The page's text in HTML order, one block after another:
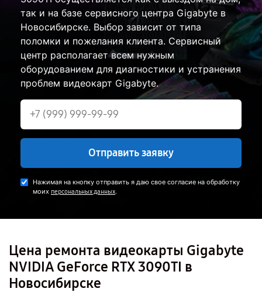
так и на базе сервисного центра Gigabyte в
Новосибирске. Выбор зависит от типа
поломки и пожелания клиента. Сервисный
центр располагает всем нужным
оборудованием для диагностики и устранения
проблем видеокарт Gigabyte.
Отправить заявку
Нажимая на кнопку отправить я даю свое согласие на обработку
моих персональных данных.
Цена ремонта видеокарты Gigabyte
NVIDIA GeForce RTX 3090TI в
Новосибирске